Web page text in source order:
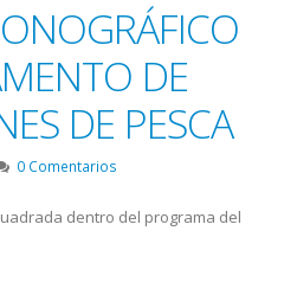
DE
DE PESCA
0 Comentarios
dentro del programa del